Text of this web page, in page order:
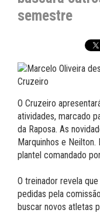
semestre
O Cruzeiro
atividades, marcado
da Raposa. As
Marquinhos e Neilton.
plantel comandado
O treinador revela
pedidas pela
buscar novos atletas